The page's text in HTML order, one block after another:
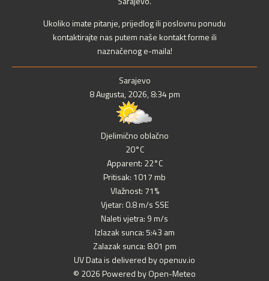
Ukoliko imate pitanje, prijedlog ili poslovnu ponudu
kontaktirajte nas putem naše kontakt forme ili
naznačenog e-maila!
Sarajevo
8 Augusta, 2026, 8:34 pm
Djelimično oblačno
20°C
Apparent: 22°C
Pritisak: 1017 mb
Vlažnost: 71%
Vjetar: 0.8 m/s SSE
Naleti vjetra: 9 m/s
Izlazak sunca: 5:43 am
Zalazak sunca: 8:01 pm
UV Data is delivered by openuv.io
© 2026 Powered by Open-Meteo